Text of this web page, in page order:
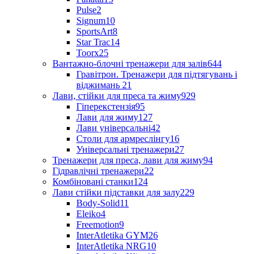
Pulse2
Signum10
SportsArt8
Star Trac14
Toorx25
Вантажно-блочні тренажери для залів644
Гравітрон. Тренажери для підтягувань і
віджимань 21
Лави, стійки для преса та жиму929
Гіперекстензія95
Лави для жиму127
Лави універсальні42
Столи для армреслінгу16
Універсальні тренажери27
Тренажери для преса, лави для жиму94
Гідравлічні тренажери22
Комбіновані станки124
Лави стійки підставки для залу229
Body-Solid11
Eleiko4
Freemotion9
InterAtletika GYM26
InterAtletika NRG10